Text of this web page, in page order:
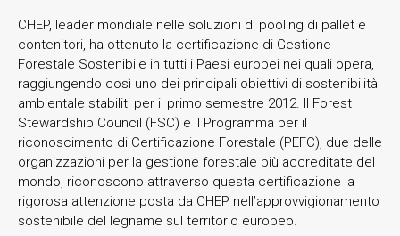
CHEP, leader mondiale nelle soluzioni di pooling di pallet e
contenitori, ha ottenuto la certificazione di Gestione
Forestale Sostenibile in tutti i Paesi europei nei quali opera,
raggiungendo così uno dei principali obiettivi di sostenibilità
ambientale stabiliti per il primo semestre 2012. Il Forest
Stewardship Council (FSC) e il Programma per il
riconoscimento di Certificazione Forestale (PEFC), due delle
organizzazioni per la gestione forestale più accreditate del
mondo, riconoscono attraverso questa certificazione la
rigorosa attenzione posta da CHEP nell’approvvigionamento
sostenibile del legname sul territorio europeo.